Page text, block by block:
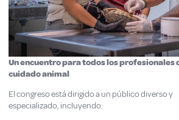
Un encuentro para todos los profesionales
cuidado animal
El congreso está dirigido a un público diverso y
especializado, incluyendo: